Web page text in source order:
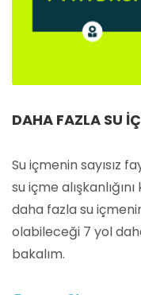
DAHA FAZLA SU
Su içmenin sayısız
su içme
daha fazla su
olabileceği 7 yol
bakalım.